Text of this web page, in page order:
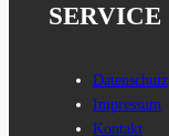
SERVICE
Datenschutz
Impressum
Kontakt